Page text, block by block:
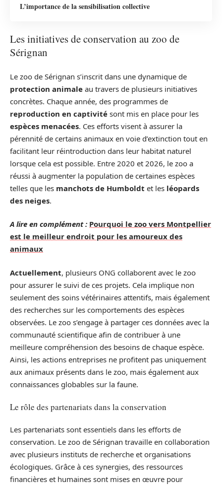
L’importance de la sensibilisation collective
Les initiatives de conservation au zoo de
Sérignan
Le zoo de Sérignan s’inscrit dans une dynamique de
protection animale au travers de plusieurs initiatives
concrètes. Chaque année, des programmes de
reproduction en captivité sont mis en place pour les
espèces menacées. Ces efforts visent à assurer la
pérennité de certains animaux en voie d’extinction tout en
facilitant leur réintroduction dans leur habitat naturel
lorsque cela est possible. Entre 2020 et 2026, le zoo a
réussi à augmenter la population de certaines espèces
telles que les manchots de Humboldt et les léopards
des neiges.
A lire en complément : Pourquoi le zoo vers Montpellier
est le meilleur endroit pour les amoureux des
animaux
Actuellement, plusieurs ONG collaborent avec le zoo
pour assurer le suivi de ces projets. Cela implique non
seulement des soins vétérinaires attentifs, mais également
des recherches sur les comportements des espèces
observées. Le zoo s’engage à partager ces données avec la
communauté scientifique afin de contribuer à une
meilleure compréhension des besoins de chaque espèce.
Ainsi, les actions entreprises ne profitent pas uniquement
aux animaux présents dans le zoo, mais également aux
connaissances globables sur la faune.
Le rôle des partenariats dans la conservation
Les partenariats sont essentiels dans les efforts de
conservation. Le zoo de Sérignan travaille en collaboration
avec plusieurs instituts de recherche et organisations
écologiques. Grâce à ces synergies, des ressources
financières et humaines sont mises en œuvre pour